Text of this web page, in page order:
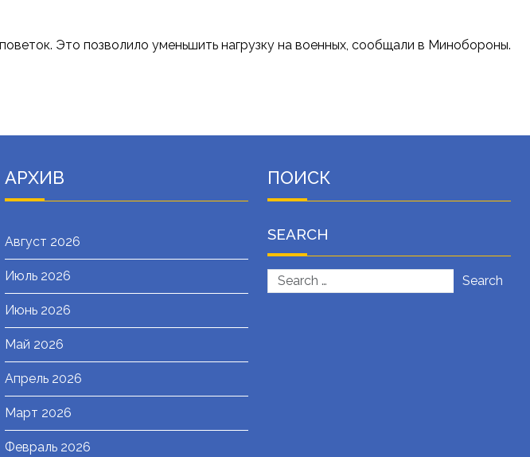
Это позволило уменьшить нагрузку на военных, сообщали в Минобороны.
АРХИВ
Август 2026
Июль 2026
Июнь 2026
Май 2026
Апрель 2026
Март 2026
Февраль 2026
ПОИСК
SEARCH
Search